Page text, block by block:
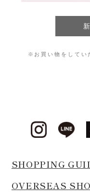
※お買い物をしてい
SHOPPING
OVERSEAS